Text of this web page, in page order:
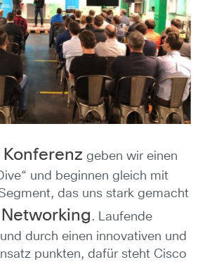
geben wir einen
und beginnen gleich mit
das uns stark gemacht
. Laufende
durch einen innovativen und
punkten, dafür steht Cisco